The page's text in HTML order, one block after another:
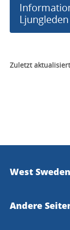
Ljungleden
Zuletzt
West
Presse
Andere